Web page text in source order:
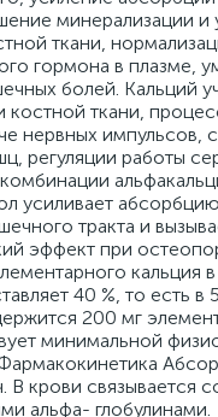
минерализации
ткани,
гормона в плазме,
болей. Кальций
ткани,
нервных импульсов,
регуляции работы
усиливает
тракта и
эффект при
кальция в
40 %, то есть в
200 мг
минимальной
В крови связывается
альфа- глобулинами.